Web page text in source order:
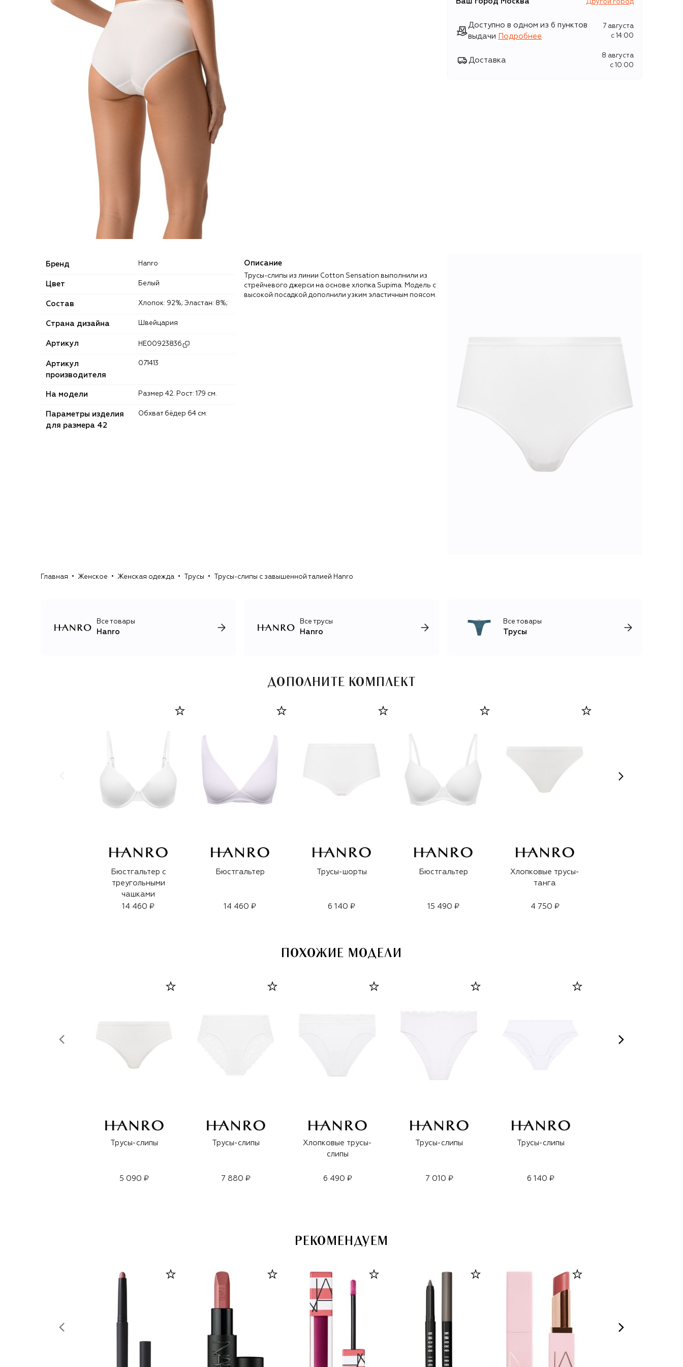
Другой город
Доступно в одном из 6 пунктов
выдачи
Подробнее
7 августа
c 14:00
Доставка
8 августа
c 10:00
Бренд Hanro
Цвет Белый
Состав Хлопок: 92%; Эластан: 8%;
Страна дизайна Швейцария
Артикул HE00923836
Артикул
производителя
071413
На модели Размер 42. Рост: 179 см.
Параметры изделия
для размера 42
Обхват бёдер 64 см.
Описание
Трусы-слипы из линии Cotton Sensation выполнили из
стрейчевого джерси на основе хлопка Supima. Модель с
высокой посадкой дополнили узким эластичным поясом.
Главная Женское Женская одежда Трусы Трусы-слипы с завышенной талией Hanro
Все товары
Hanro
Все трусы
Hanro
Все товары
Трусы
ДОПОЛНИТЕ КОМПЛЕКТ
Бюстгальтер с
треугольными
чашками
14 460 ₽
Бюстгальтер
14 460 ₽
Трусы-шорты
6 140 ₽
Бюстгальтер
15 490 ₽
Хлопковые трусы-
танга
4 750 ₽
ПОХОЖИЕ МОДЕЛИ
Трусы-слипы
5 090 ₽
Трусы-слипы
7 880 ₽
Хлопковые трусы-
слипы
6 490 ₽
Трусы-слипы
7 010 ₽
Трусы-слипы
6 140 ₽
РЕКОМЕНДУЕМ